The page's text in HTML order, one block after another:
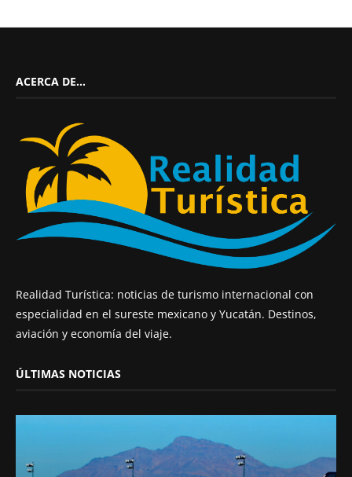
ACERCA DE…
Realidad Turística: noticias de turismo internacional con
especialidad en el sureste mexicano y Yucatán. Destinos,
aviación y economía del viaje.
ÚLTIMAS NOTICIAS